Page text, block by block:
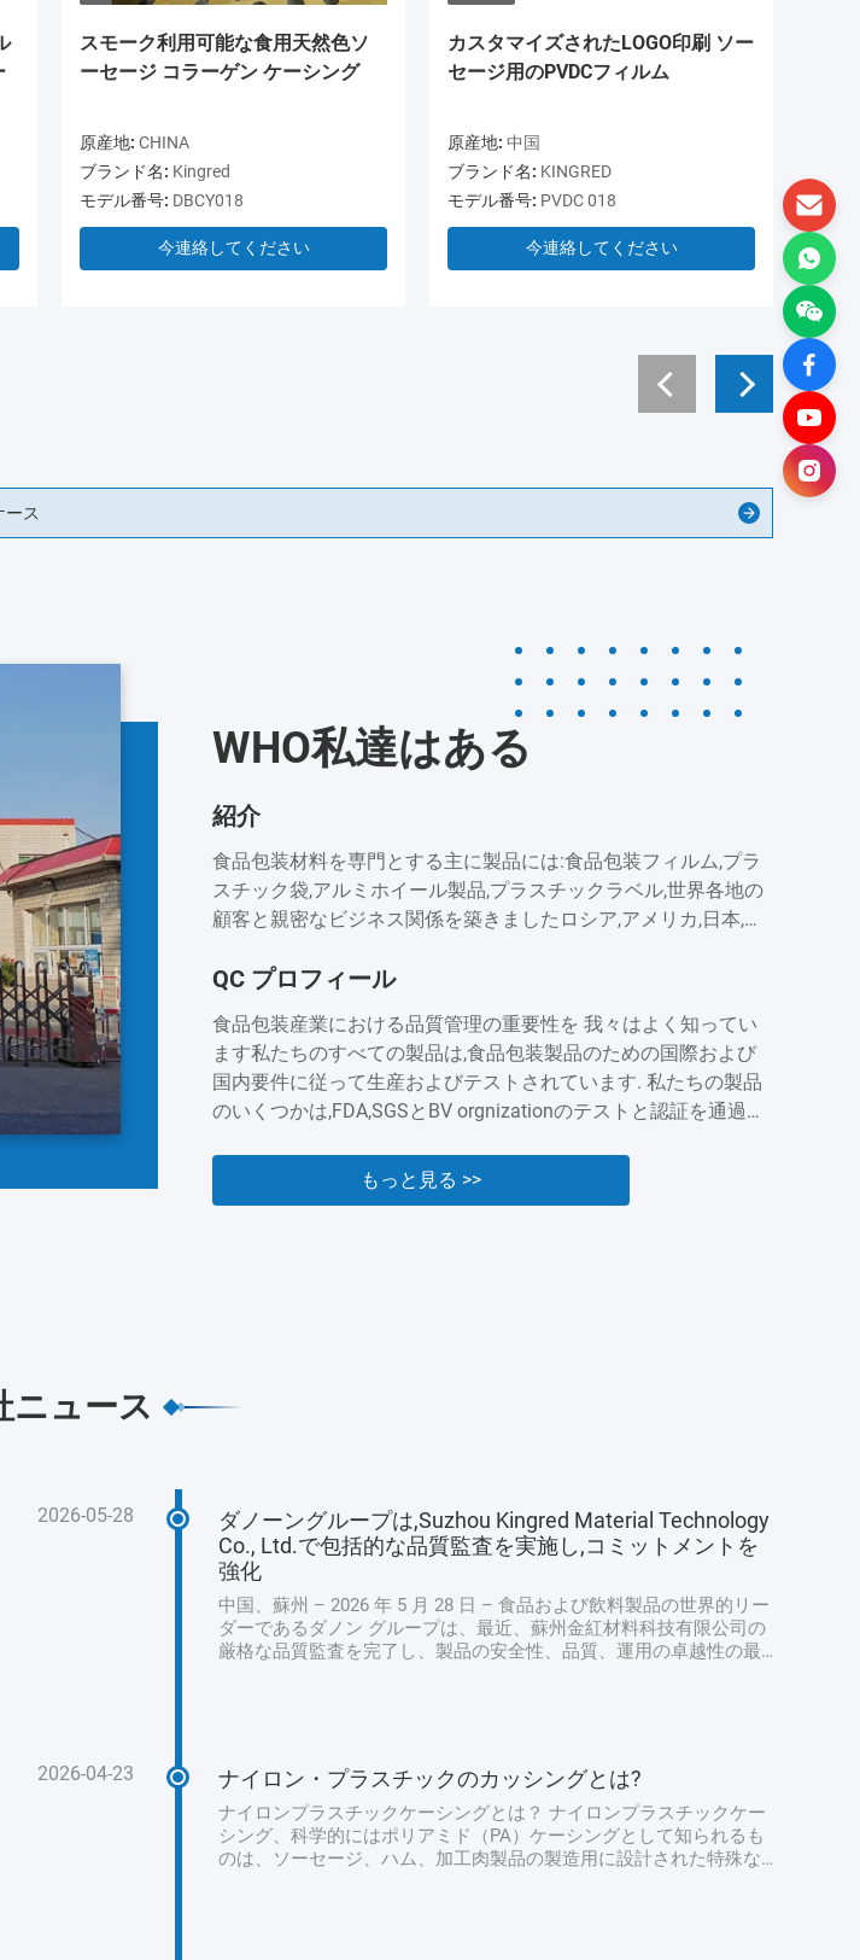
スモーク利用可能な食用天然色ソ
ーセージ コラーゲン ケーシング
原産地: CHINA
ブランド名: Kingred
モデル番号: DBCY018
今連絡してください
カスタマイズされたLOGO印刷 ソー
セージ用のPVDCフィルム
原産地: 中国
ブランド名: KINGRED
モデル番号: PVDC 018
今連絡してください
モデル
ーセージ ソーセージ
WHO私達はある
紹介
食品包装材料を専門とする主に製品には:食品包装フィルム,プラ
スチック袋,アルミホイール製品,プラスチックラベル,世界各地の
顧客と親密なビジネス関係を築きましたロシア,アメリカ,日本,カ
より,キングレッドは評判と業界での存在を得ました現在では,顧
するために...
QC プロフィール
食品包装産業における品質管理の重要性を 我々はよく知ってい
ます私たちのすべての製品は,食品包装製品のための国際および
国内要件に従って生産およびテストされています. 私たちの製品
のいくつかは,FDA,SGSとBV orgnizationのテストと認証を通過し
っています.私たちは,私たちの製品の品質を保証するために絶え
間ない努力をすることに 準備ができています....
もっと見る >>
ニュース
2026-05-28
ダノーングループは,Suzhou Kingred Material Technology
Co., Ltd.で包括的な品質監査を実施し,コミットメントを
強化
中国、蘇州 – 2026 年 5 月 28 日 – 食品および飲料製品の世界的リー
ダーであるダノン グループは、最近、蘇州金紅材料科技有限公司の
厳格な品質監査を完了し、製品の安全性、品質、運用の卓越性の最
を確保しました。 厳格な衛生および安全プロトコル: 最優先事項 監
査は、施設の衛生および安全対策の徹底的なレビューから始まりま
した。ダノンのチームは、手洗い...
2026-04-23 ナイロン・プラスチックのカッシングとは?
ナイロンプラスチックケーシングとは？ ナイロンプラスチックケー
シング、科学的にはポリアミド（PA）ケーシングとして知られるも
のは、ソーセージ、ハム、加工肉製品の製造用に設計された特殊な